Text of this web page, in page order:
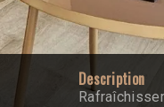
Description